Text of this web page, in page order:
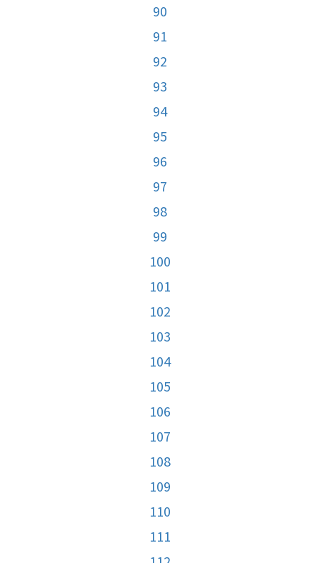
90
91
92
93
94
95
96
97
98
99
100
101
102
103
104
105
106
107
108
109
110
111